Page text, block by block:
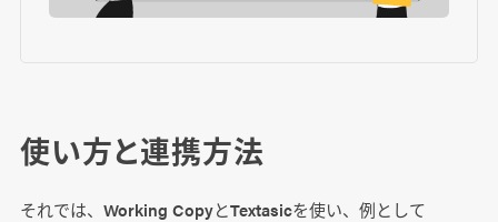
使い方と連携方法
それでは、Working CopyとTextasicを使い、例として